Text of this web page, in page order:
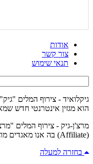
אודות
צור קשר
תנאי שימוש
גיקלואיד - צירוף המלים
הוא מגזין אינטרנטי חדש
מרצ'ן-גיק - צירוף המלים
(Affiliate) בה אנו מאגדים מוצרים מגניבים מרחבי הרשת.
בחזרה למעלה